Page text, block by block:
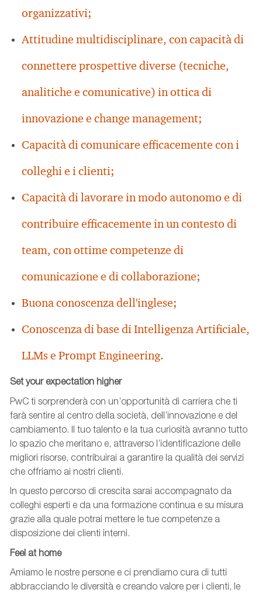
organizzativi;
Attitudine multidisciplinare, con capacità di
connettere prospettive diverse (tecniche,
analitiche e comunicative) in ottica di
innovazione e change management;
Capacità di comunicare efficacemente con i
colleghi e i clienti;
Capacità di lavorare in modo autonomo e di
contribuire efficacemente in un contesto di
team, con ottime competenze di
comunicazione e di collaborazione;
Buona conoscenza dell'inglese;
Conoscenza di base di Intelligenza Artificiale,
LLMs e Prompt Engineering.
Set your expectation higher
PwC ti sorprenderà con un’opportunità di carriera che ti
farà sentire al centro della società, dell’innovazione e del
cambiamento. Il tuo talento e la tua curiosità avranno tutto
lo spazio che meritano e, attraverso l’identificazione delle
migliori risorse, contribuirai a garantire la qualità dei servizi
che offriamo ai nostri clienti.
In questo percorso di crescita sarai accompagnato da
colleghi esperti e da una formazione continua e su misura
grazie alla quale potrai mettere le tue competenze a
disposizione dei clienti interni.
Feel at home
Amiamo le nostre persone e ci prendiamo cura di tutti
abbracciando le diversità e creando valore per i clienti, le